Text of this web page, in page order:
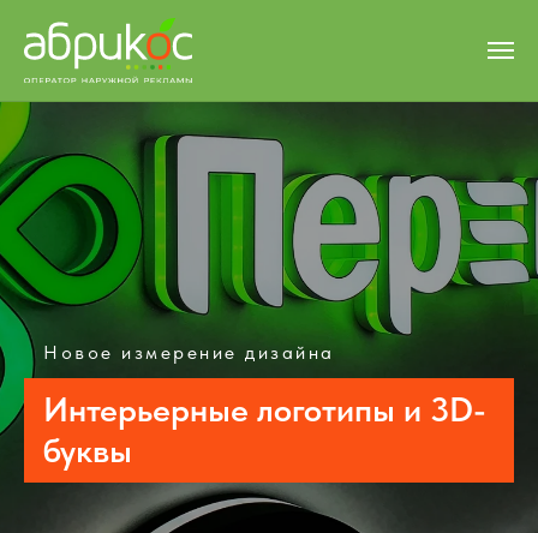
Новое измерение дизайна
Интерьерные логотипы и 3D-
буквы